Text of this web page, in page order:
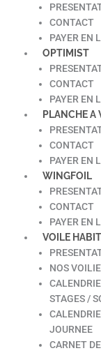
CONTACT
PAYER EN
OPTIMIST
CONTACT
PAYER EN
PLANCHE A
CONTACT
PAYER EN
WINGFOIL
CONTACT
PAYER EN
VOILE
NOS
STAGES /
JOURNEE
CARNET